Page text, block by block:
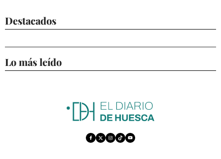
Destacados
Lo más leído